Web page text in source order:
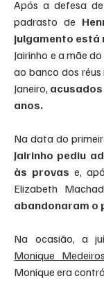
Após a defesa de
padrasto de
julgamento está
Jairinho e a mãe
ao banco dos réus
Janeiro,
anos.
Na data do
Jairinho pediu
às provas e,
Elizabeth
abandonaram o
Na ocasião, a
Monique
Monique era